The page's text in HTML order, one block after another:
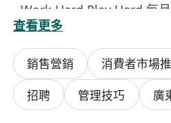
- Work Hard Play Hard 每
參與）
要求：
- 流利廣東話，基本英語及
- 熱情有禮，具良好溝通技
查看更多
銷售營銷 消費者市場
招聘
管理技巧 廣